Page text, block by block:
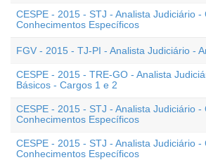
CESPE - 2015 - STJ - Analista Judiciário -
Conhecimentos Específicos
FGV - 2015 - TJ-PI - Analista Judiciário -
CESPE - 2015 - TRE-GO - Analista
Básicos - Cargos 1 e 2
CESPE - 2015 - STJ - Analista Judiciário -
Conhecimentos Específicos
CESPE - 2015 - STJ - Analista Judiciário -
Conhecimentos Específicos